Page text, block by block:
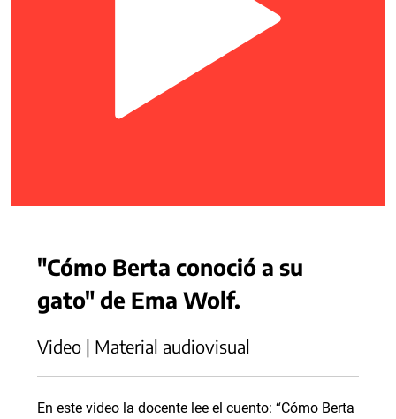
"Cómo Berta conoció a su
gato" de Ema Wolf.
Video | Material audiovisual
En este video la docente lee el cuento: “Cómo Berta